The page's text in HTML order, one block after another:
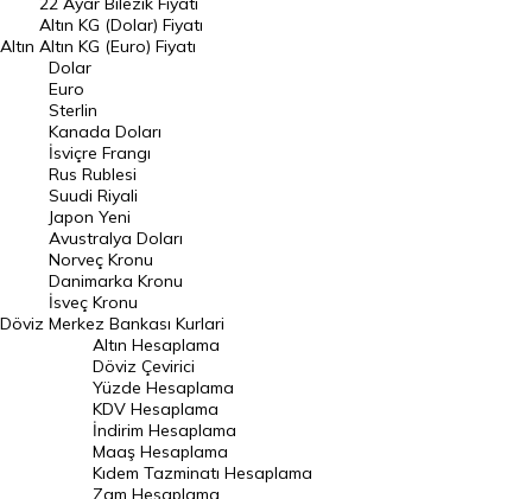
Dolar Kuru
Euro Kuru
Pound Kuru
Frank Kuru
Riyal Kuru
Avustralya Doları
Danimarka Kronu Kuru
Kanada Doları Kuru
Norveç Kronu Kuru
İsveç Kronu Kuru
Japon Yeni Kuru
Serbest Piyasa Döviz Kurları
Merkez Bankası Döviz Kurları
Altın
Altın KG (Dolar) Fiyatı
Altın KG (Euro) Fiyatı
Döviz
Dolar
Euro
Sterlin
Kanada Doları
İsviçre Frangı
Rus Rublesi
Suudi Riyali
Japon Yeni
Avustralya Doları
Norveç Kronu
Danimarka Kronu
İsveç Kronu
Merkez Bankası Kurlari
Altın Hesaplama
Döviz Çevirici
Yüzde Hesaplama
KDV Hesaplama
İndirim Hesaplama
Maaş Hesaplama
Kıdem Tazminatı Hesaplama
Zam Hesaplama